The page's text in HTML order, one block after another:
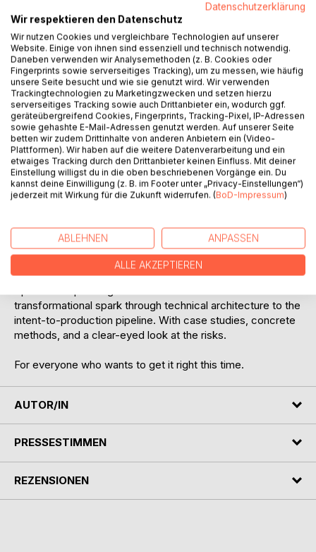
something counterintuitive: more efficient steam engines
cut coal consumption per unit by 75% and drove total
consumption up dramatically. The Jevons Paradox. That's
exactly what's happening in software development today.
AI drives the cost of code generation to zero. A Code
Crash that changes everything. The result isn't less
software. It's an explosion.
In 2017, Matthias Schrader published "Transformational
Products", which became the definitive reference for
digital product development in the German-speaking world.
Now he's back with the sequel. He describes how AI is
fundamentally reshaping digital product development. And
why a window is opening right now.
Those who missed the first wave of digitalization get a
second chance. Maybe the last one. Because when code
costs nothing, the only thing that matters is who asks the
better questions. Schrader delivers with Soul, System,
transformational spark through technical architecture to the
intent-to-production pipeline. With case studies, concrete
methods, and a clear-eyed look at the risks.
For everyone who wants to get it right this time.
AUTOR/IN
PRESSESTIMMEN
REZENSIONEN
Datenschutzerklärung
Wir respektieren den Datenschutz
Wir nutzen Cookies und vergleichbare Technologien auf unserer
Website. Einige von ihnen sind essenziell und technisch notwendig.
Daneben verwenden wir Analysemethoden (z. B. Cookies oder
Fingerprints sowie serverseitiges Tracking), um zu messen, wie häufig
unsere Seite besucht und wie sie genutzt wird. Wir verwenden
Trackingtechnologien zu Marketingzwecken und setzen hierzu
serverseitiges Tracking sowie auch Drittanbieter ein, wodurch ggf.
geräteübergreifend Cookies, Fingerprints, Tracking-Pixel, IP-Adressen
sowie gehashte E-Mail-Adressen genutzt werden. Auf unserer Seite
betten wir zudem Drittinhalte von anderen Anbietern ein (Video-
Plattformen). Wir haben auf die weitere Datenverarbeitung und ein
etwaiges Tracking durch den Drittanbieter keinen Einfluss. Mit deiner
Einstellung willigst du in die oben beschriebenen Vorgänge ein. Du
kannst deine Einwilligung (z. B. im Footer unter „Privacy-Einstellungen“)
jederzeit mit Wirkung für die Zukunft widerrufen. (BoD-Impressum)
ABLEHNEN ANPASSEN
ALLE AKZEPTIEREN